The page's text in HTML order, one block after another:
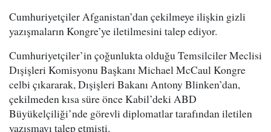
Cumhuriyetçiler Afganistan’dan çekilmeye ilişkin gizli
yazışmaların Kongre’ye iletilmesini talep ediyor.
Cumhuriyetçiler’in çoğunlukta olduğu Temsilciler Meclisi
Dışişleri Komisyonu Başkanı Michael McCaul Kongre
celbi çıkararak, Dışişleri Bakanı Antony Blinken’dan,
çekilmeden kısa süre önce Kabil’deki ABD
Büyükelçiliği’nde görevli diplomatlar tarafından iletilen
yazışmayı talep etmişti.